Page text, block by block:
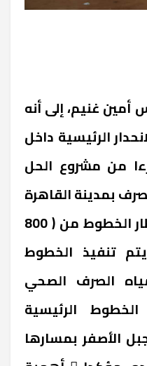
أمين غنيم، إلى أنه
الرئيسية داخل
من مشروع الحل
بمدينة القاهرة
الجديدة حيث تتراوح أقطار الخطوط من ( 800
)، ويتم تنفيذ الخطوط
الصرف الصحي
الرئيسية
الأصفر بمسارها